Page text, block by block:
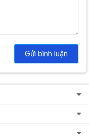
Gửi bình luận